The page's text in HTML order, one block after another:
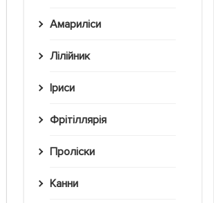
Амариліси
Лілійник
Іриси
Фрітіллярія
Проліски
Канни